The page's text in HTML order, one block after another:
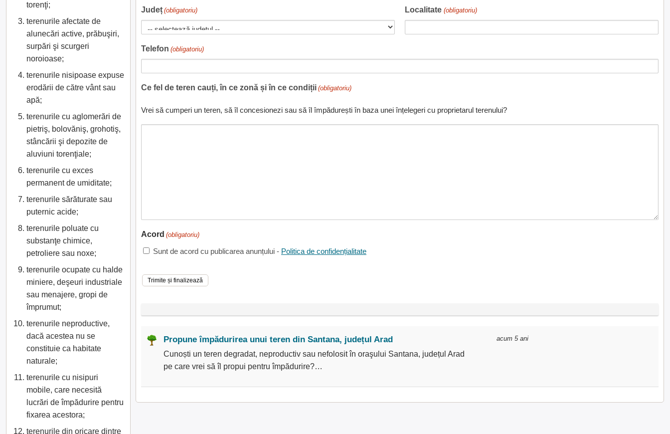
Județ (obligatoriu) Localitate (obligatoriu)
Telefon (obligatoriu)
Ce fel de teren cauți, în ce zonă și în ce condiții (obligatoriu)
Vrei să cumperi un teren, să îl concesionezi sau să îl împădurești în baza unei înțelegeri cu proprietarul terenului?
Acord (obligatoriu)
Sunt de acord cu publicarea anunțului - Politica de confidențialitate
Propune împădurirea unui teren din Santana, județul Arad
Cunoști un teren degradat, neproductiv sau nefolosit în oraşului Santana, județul Arad
pe care vrei să îl propui pentru împădurire?…
acum 5 ani
torenţi;
terenurile afectate de
alunecări active, prăbuşiri,
surpări şi scurgeri
noroioase;
terenurile nisipoase expuse
erodării de către vânt sau
apă;
terenurile cu aglomerări de
pietriş, bolovăniş, grohotiş,
stâncării şi depozite de
aluviuni torenţiale;
terenurile cu exces
permanent de umiditate;
terenurile sărăturate sau
puternic acide;
terenurile poluate cu
substanţe chimice,
petroliere sau noxe;
terenurile ocupate cu halde
miniere, deşeuri industriale
sau menajere, gropi de
împrumut;
terenurile neproductive,
dacă acestea nu se
constituie ca habitate
naturale;
terenurile cu nisipuri
mobile, care necesită
lucrări de împădurire pentru
fixarea acestora;
terenurile din oricare dintre